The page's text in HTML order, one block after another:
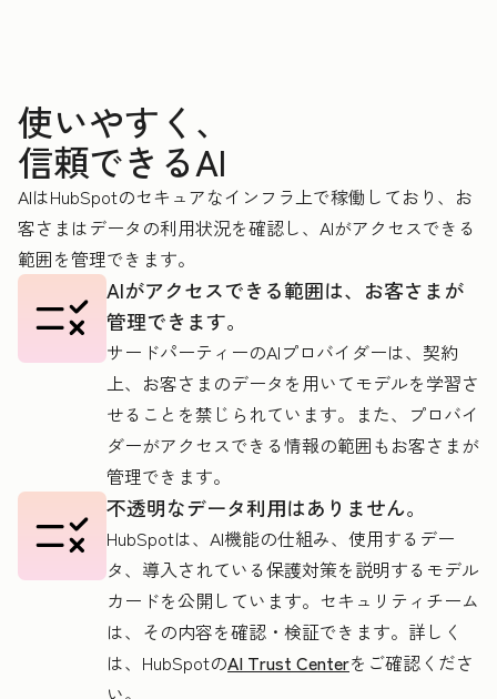
使いやすく、
信頼できるAI
AIはHubSpotのセキュアなインフラ上で稼働しており、お
客さまはデータの利用状況を確認し、AIがアクセスできる
範囲を管理できます。
AIがアクセスできる範囲は、お客さまが
管理できます。
サードパーティーのAIプロバイダーは、契約
上、お客さまのデータを用いてモデルを学習さ
せることを禁じられています。また、プロバイ
ダーがアクセスできる情報の範囲もお客さまが
管理できます。
不透明なデータ利用はありません。
HubSpotは、AI機能の仕組み、使用するデー
タ、導入されている保護対策を説明するモデル
カードを公開しています。セキュリティチーム
は、その内容を確認・検証できます。詳しく
は、HubSpotのAI Trust Centerをご確認くださ
い。